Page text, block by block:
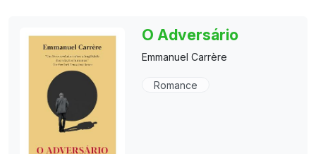
O Adversário
Emmanuel Carrère
Romance